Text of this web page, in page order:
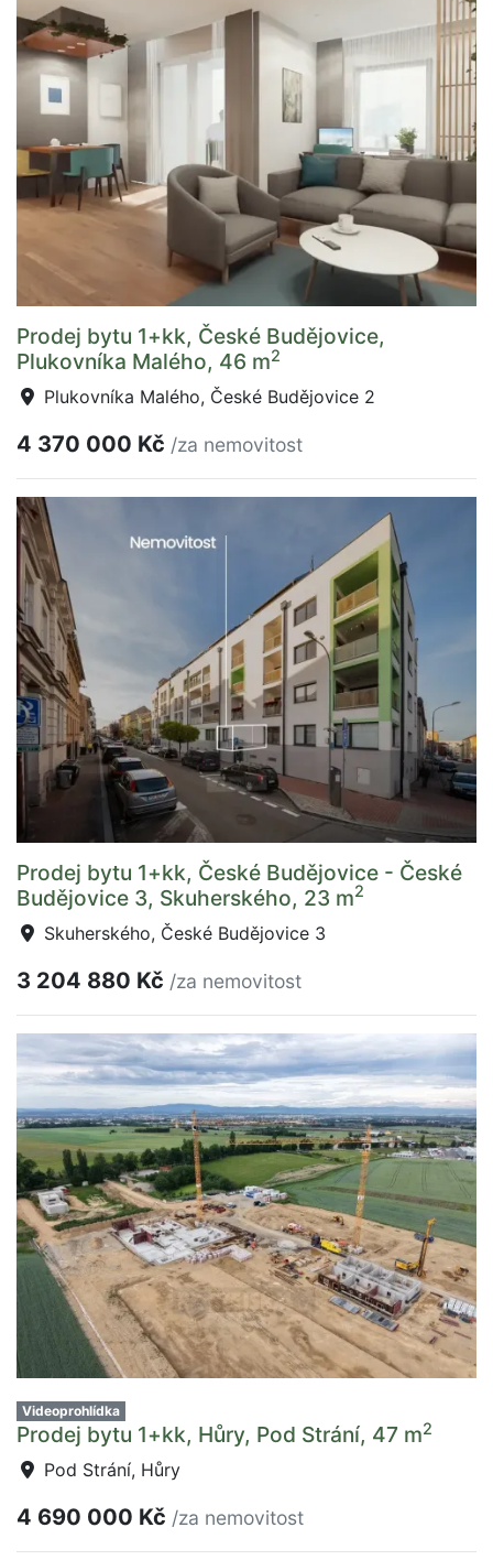
Prodej bytu 1+kk, České Budějovice,
Plukovníka Malého, 46 m2
Plukovníka Malého, České Budějovice 2
4 370 000 Kč /za nemovitost
Prodej bytu 1+kk, České Budějovice - České
Budějovice 3, Skuherského, 23 m2
Skuherského, České Budějovice 3
3 204 880 Kč /za nemovitost
Videoprohlídka
Prodej bytu 1+kk, Hůry, Pod Strání, 47 m2
Pod Strání, Hůry
4 690 000 Kč /za nemovitost